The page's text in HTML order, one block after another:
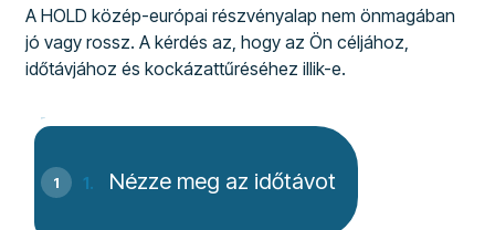
A HOLD közép-európai részvényalap nem önmagában
jó vagy rossz. A kérdés az, hogy az Ön céljához,
időtávjához és kockázattűréséhez illik-e.
Nézze meg az időtávot